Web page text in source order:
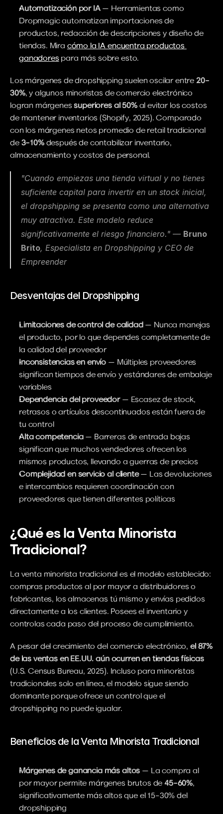
Automatización por IA — Herramientas como
Dropmagic automatizan importaciones de
productos, redacción de descripciones y diseño de
tiendas. Mira cómo la IA encuentra productos
ganadores para más sobre esto.
Los márgenes de dropshipping suelen oscilar entre 20–
30%, y algunos minoristas de comercio electrónico
logran márgenes superiores al 50% al evitar los costos
de mantener inventarios (Shopify, 2025). Comparado
con los márgenes netos promedio de retail tradicional
de 3–10% después de contabilizar inventario,
almacenamiento y costos de personal.
"Cuando empiezas una tienda virtual y no tienes
suficiente capital para invertir en un stock inicial,
el dropshipping se presenta como una alternativa
muy atractiva. Este modelo reduce
significativamente el riesgo financiero." — Bruno
Brito, Especialista en Dropshipping y CEO de
Empreender
Desventajas del Dropshipping
Limitaciones de control de calidad — Nunca manejas
el producto, por lo que dependes completamente de
la calidad del proveedor
Inconsistencias en envío — Múltiples proveedores
significan tiempos de envío y estándares de embalaje
variables
Dependencia del proveedor — Escasez de stock,
retrasos o artículos descontinuados están fuera de
tu control
Alta competencia — Barreras de entrada bajas
significan que muchos vendedores ofrecen los
mismos productos, llevando a guerras de precios
Complejidad en servicio al cliente — Las devoluciones
e intercambios requieren coordinación con
proveedores que tienen diferentes políticas
¿Qué es la Venta Minorista
Tradicional?
La venta minorista tradicional es el modelo establecido:
compras productos al por mayor a distribuidores o
fabricantes, los almacenas tú mismo y envías pedidos
directamente a los clientes. Posees el inventario y
controlas cada paso del proceso de cumplimiento.
A pesar del crecimiento del comercio electrónico, el 87%
de las ventas en EE.UU. aún ocurren en tiendas físicas
(U.S. Census Bureau, 2025). Incluso para minoristas
tradicionales solo en línea, el modelo sigue siendo
dominante porque ofrece un control que el
dropshipping no puede igualar.
Beneficios de la Venta Minorista Tradicional
Márgenes de ganancia más altos — La compra al
por mayor permite márgenes brutos de 45–60%,
significativamente más altos que el 15–30% del
dropshipping